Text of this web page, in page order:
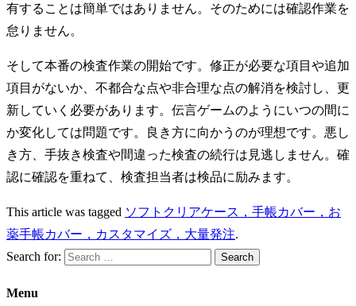
有することは簡単ではありません。そのためには確認作業を
怠りません。
そして本番の検査作業の開始です。修正が必要な項目や追加
項目がないか、不都合な点や非合理な点の解消を検討し、更
新していく必要があります。伝言ゲームのようにいつの間に
か変化しては問題です。良き方に向かうのが理想です。悪し
き方、手抜き検査や間違った検査の続行は見逃しません。確
認に確認を重ねて、検査担当者は検品に励みます。
This article was tagged ソフトクリアケース，手帳カバー，お
薬手帳カバー，カスタマイズ，大量発注.
Search for:
Menu